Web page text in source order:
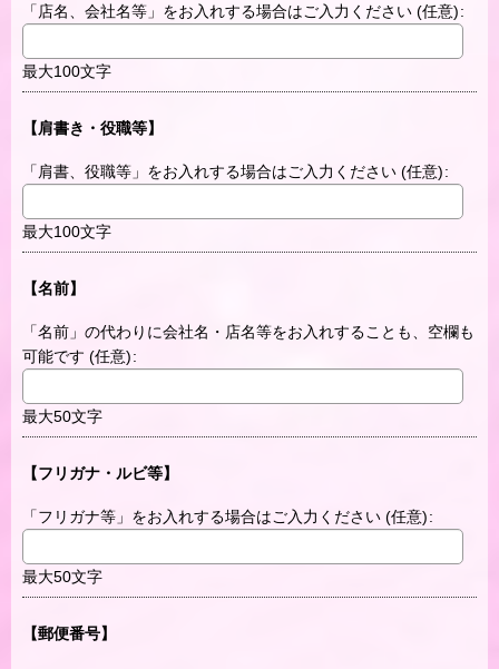
「店名、会社名等」をお入れする場合はご入力ください (任意):
最大100文字
【肩書き・役職等】
「肩書、役職等」をお入れする場合はご入力ください (任意):
最大100文字
【名前】
「名前」の代わりに会社名・店名等をお入れすることも、空欄も
可能です (任意):
最大50文字
【フリガナ・ルビ等】
「フリガナ等」をお入れする場合はご入力ください (任意):
最大50文字
【郵便番号】